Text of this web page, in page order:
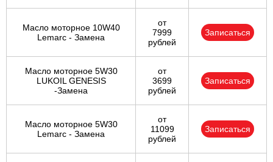
Масло моторное 10W40
Lemarc - Замена
от
7999
рублей
Записаться
Масло моторное 5W30
LUKOIL GENESIS
-Замена
от
3699
рублей
Записаться
Масло моторное 5W30
Lemarc - Замена
от
11099
рублей
Записаться